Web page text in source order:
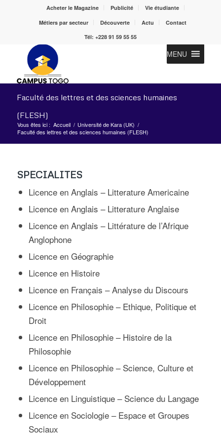
Acheter le Magazine Publicité
Vie étudiante
Métiers par secteur
Découverte Actu
Contact
Tél: +228 91 59 55 55
MENU
Faculté des lettres et des sciences humaines
(FLESH)
Vous êtes ici : Accueil / Université de Kara (UK) /
Faculté des lettres et des sciences humaines (FLESH)
SPECIALITES
Licence en Anglais – Litterature Americaine
Licence en Anglais – Litterature Anglaise
Licence en Anglais – Littérature de l’Afrique
Anglophone
Licence en Géographie
Licence en Histoire
Licence en Français – Analyse du Discours
Licence en Philosophie – Ethique, Politique et
Droit
Licence en Philosophie – Histoire de la
Philosophie
Licence en Philosophie – Science, Culture et
Développement
Licence en Linguistique – Science du Langage
Licence en Sociologie – Espace et Groupes
Sociaux